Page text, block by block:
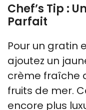
Chef’s Tip :
Parfait
Pour un gratin
ajoutez un
crème fraîche
fruits de mer.
encore plus